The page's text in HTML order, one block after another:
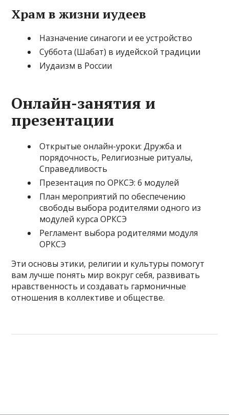
Храм в жизни иудеев
Назначение синагоги и ее устройство
Суббота (Шабат) в иудейской традиции
Иудаизм в России
Онлайн-занятия и
презентации
Открытые онлайн-уроки: Дружба и
порядочность, Религиозные ритуалы,
Справедливость
Презентация по ОРКСЭ: 6 модулей
План мероприятий по обеспечению
свободы выбора родителями одного из
модулей курса ОРКСЭ
Регламент выбора родителями модуля
ОРКСЭ
Эти основы этики, религии и культуры помогут
вам лучше понять мир вокруг себя, развивать
нравственность и создавать гармоничные
отношения в коллективе и обществе.